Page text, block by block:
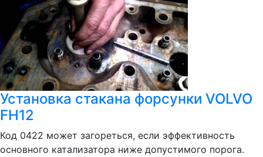
Установка стакана форсунки VOLVO
FH12
Код 0422 может загореться, если эффективность
основного катализатора ниже допустимого порога.